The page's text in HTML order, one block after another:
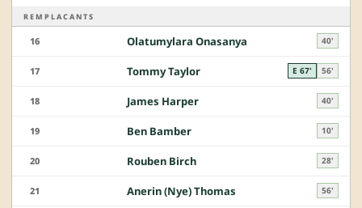
REMPLACANTS
16 Olatumylara Onasanya 40'
17 Tommy Taylor E 67' 56'
18 James Harper 40'
19 Ben Bamber 10'
20 Rouben Birch 28'
21 Anerin (Nye) Thomas 56'